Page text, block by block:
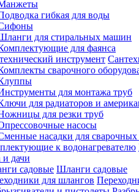
гибкая для воды
для стиральных машин
для фаянса
сварочного
для монтажа труб
для радиаторов и
для резки труб
насосы
насадки для сварочных
и дачи
Шланги садовые